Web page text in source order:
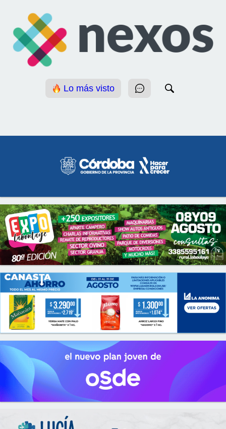
Lo más visto